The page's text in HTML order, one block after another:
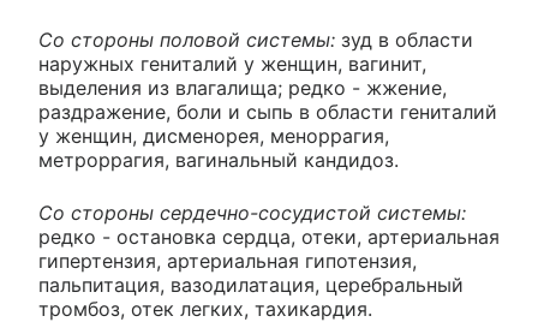
Со стороны половой системы: зуд в области
наружных гениталий у женщин, вагинит,
выделения из влагалища; редко - жжение,
раздражение, боли и сыпь в области гениталий
у женщин, дисменорея, меноррагия,
метроррагия, вагинальный кандидоз.
Со стороны сердечно-сосудистой системы:
редко - остановка сердца, отеки, артериальная
гипертензия, артериальная гипотензия,
пальпитация, вазодилатация, церебральный
тромбоз, отек легких, тахикардия.